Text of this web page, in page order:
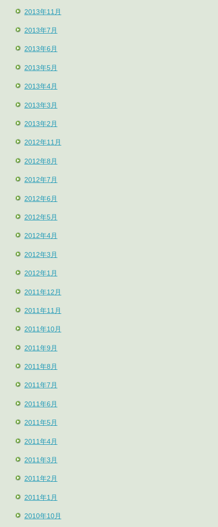
2013年11月
2013年7月
2013年6月
2013年5月
2013年4月
2013年3月
2013年2月
2012年11月
2012年8月
2012年7月
2012年6月
2012年5月
2012年4月
2012年3月
2012年1月
2011年12月
2011年11月
2011年10月
2011年9月
2011年8月
2011年7月
2011年6月
2011年5月
2011年4月
2011年3月
2011年2月
2011年1月
2010年10月